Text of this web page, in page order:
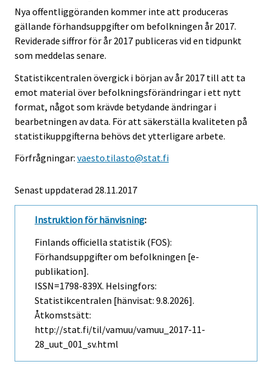
Nya offentliggöranden kommer inte att produceras
gällande förhandsuppgifter om befolkningen år 2017.
Reviderade siffror för år 2017 publiceras vid en tidpunkt
som meddelas senare.
Statistikcentralen övergick i början av år 2017 till att ta
emot material över befolkningsförändringar i ett nytt
format, något som krävde betydande ändringar i
bearbetningen av data. För att säkerställa kvaliteten på
statistikuppgifterna behövs det ytterligare arbete.
Förfrågningar: vaesto.tilasto@stat.fi
Senast uppdaterad 28.11.2017
Instruktion för hänvisning:
Finlands officiella statistik (FOS):
Förhandsuppgifter om befolkningen [e-
publikation].
ISSN=1798-839X. Helsingfors:
Statistikcentralen [hänvisat: 9.8.2026].
Åtkomstsätt:
http://stat.fi/til/vamuu/vamuu_2017-11-
28_uut_001_sv.html